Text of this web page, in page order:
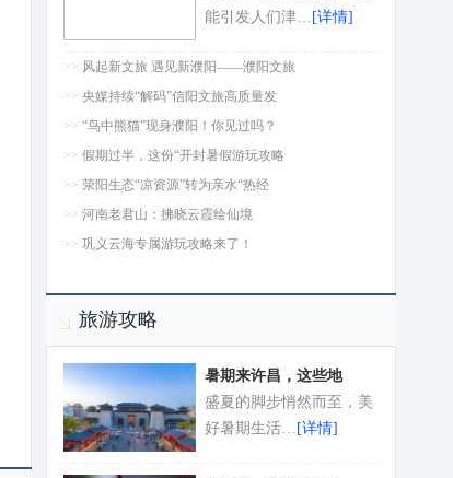
能引发人们津… [详情]
>> 风起新文旅 遇见新濮阳——濮阳文旅
>> 央媒持续“解码”信阳文旅高质量发
>> “鸟中熊猫”现身濮阳！你见过吗？
>> 假期过半，这份“开封暑假游玩攻略
>> 荥阳生态“凉资源”转为亲水“热经
>> 河南老君山：拂晓云霞绘仙境
>> 巩义云海专属游玩攻略来了！
旅游攻略
暑期来许昌，这些地
盛夏的脚步悄然而至，美
好暑期生活… [详情]